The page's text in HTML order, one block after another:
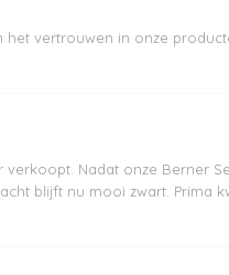
vertrouwen in onze
Nadat onze Berner
blijft nu mooi zwart. Prima